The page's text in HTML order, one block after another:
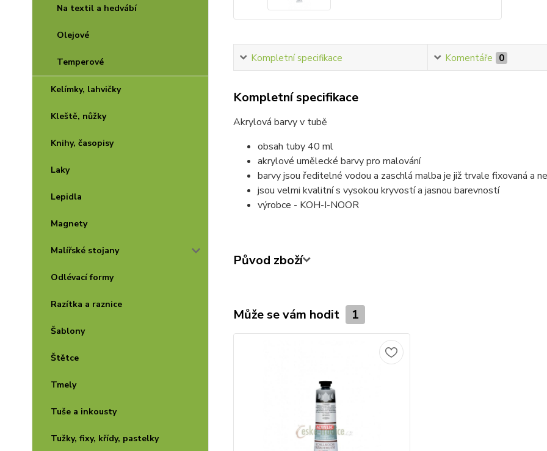
Na textil a hedvábí
Olejové
Temperové
Kelímky, lahvičky
Kleště, nůžky
Knihy, časopisy
Laky
Lepidla
Magnety
Malířské stojany
Odlévací formy
Razítka a raznice
Šablony
Štětce
Tmely
Tuše a inkousty
Tužky, fixy, křídy, pastelky
Kompletní specifikace Komentáře 0
Kompletní specifikace
Akrylová barvy v tubě
obsah tuby 40 ml
akrylové umělecké barvy pro malování
barvy jsou ředitelné vodou a zaschlá malba je již trvale fixovaná a
jsou velmi kvalitní s vysokou kryvostí a jasnou barevností
výrobce - KOH-I-NOOR
Původ zboží
Může se vám hodit 1